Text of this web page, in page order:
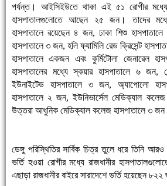
পর্যন্ত। আইসিইউতে থাকা এই ৫১ রোগীর
হাসপাতালগুলোতে আছেন ২৫ জন। তাদের
হাসপাতালে রয়েছেন ৪ জন, ঢাকা শিশু
হাসপাতালে ৩ জন, হলি ফ্যামিলি রেড ক্রিসেন্ট
হাসপাতালে একজন এবং কুর্মিটোলা জেনারেল
হাসপাতালের মধ্যে স্কয়ার হাসপাতালে ৬ জন,
ইউনাইটেড হাসপাতালে ৩ জন, অ্যাপোলো
হাসপাতালে ২ জন, ইউনিভার্সেল মেডিক্যাল
উত্তরা আধুনিক মেডিক্যাল কলেজ হাসপাতালে ৩ জন
ডেঙ্গু পরিস্থিতির সার্বিক চিত্র তুলে ধরে তিনি
ভর্তি হওয়া রোগীর মধ্যে রাজধানীর
এছাড়া রাজধানীর বাইরে সারাদেশে ভর্তি হয়েছেন